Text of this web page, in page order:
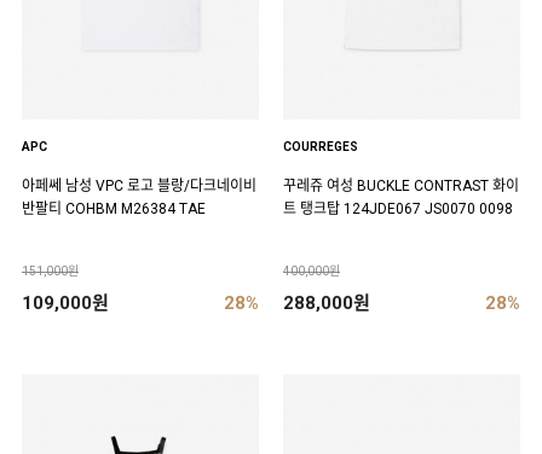
APC
아페쎄 남성 VPC 로고 블랑/다크네이비
반팔티 COHBM M26384 TAE
151,000원
109,000원 28%
COURREGES
꾸레쥬 여성 BUCKLE CONTRAST 화이
트 탱크탑 124JDE067 JS0070 0098
400,000원
288,000원 28%